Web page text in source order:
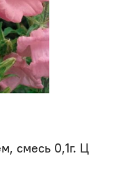
смесь 0,1г. Ц